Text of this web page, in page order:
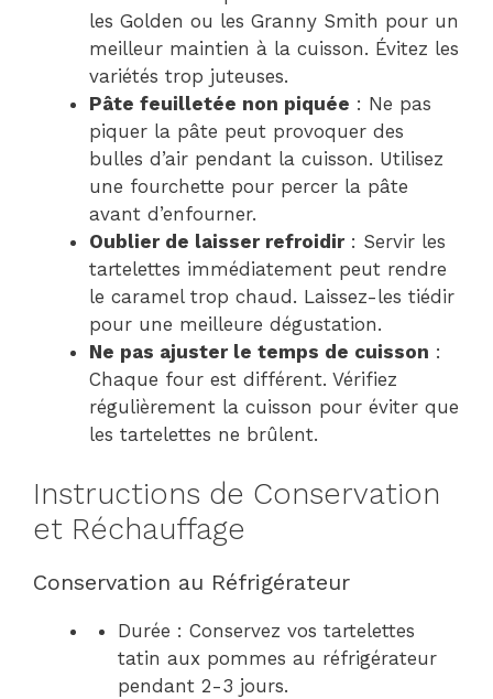
les Golden ou les Granny Smith pour un
meilleur maintien à la cuisson. Évitez les
variétés trop juteuses.
Pâte feuilletée non piquée : Ne pas
piquer la pâte peut provoquer des
bulles d’air pendant la cuisson. Utilisez
une fourchette pour percer la pâte
avant d’enfourner.
Oublier de laisser refroidir: Servir les
tartelettes immédiatement peut rendre
le caramel trop chaud. Laissez-les tiédir
pour une meilleure dégustation.
Ne pas ajuster le temps de cuisson :
Chaque four est différent. Vérifiez
régulièrement la cuisson pour éviter que
les tartelettes ne brûlent.
Instructions de Conservation
et Réchauffage
Conservation au Réfrigérateur
Durée : Conservez vos tartelettes
tatin aux pommes au réfrigérateur
pendant 2-3 jours.